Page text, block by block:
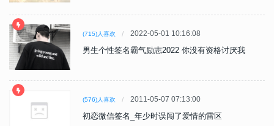
(715)人喜欢 2022-05-01 10:16:08
男生个性签名霸气励志2022 你没有资格讨厌我
(576)人喜欢 2011-05-07 07:13:00
初恋微信签名_年少时误闯了爱情的雷区